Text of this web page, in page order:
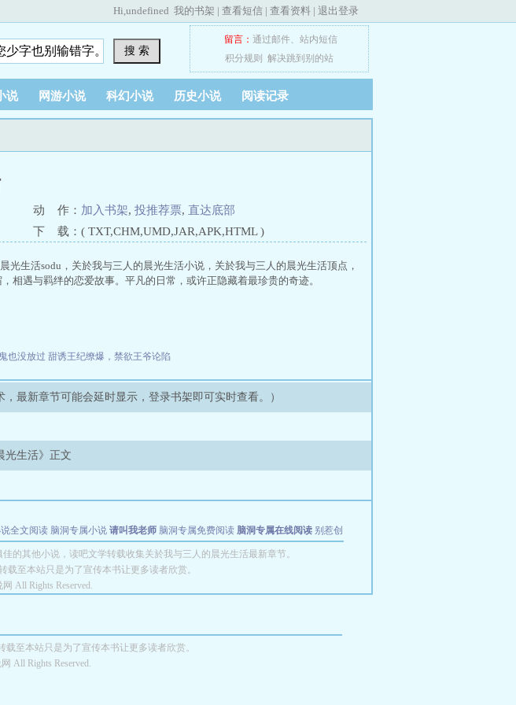
Hi,undefined 我的书架 | 查看短信 | 查看资料 | 退出登录
搜 索
留言： 通过邮件、 站内短信
积分规则
解决跳到别的站
说 网游小说 科幻小说 历史小说 阅读记录
动 作： 加入书架, 投推荐票, 直达底部
下 载：( TXT,CHM,UMD,JAR,APK,HTML )
光生活sodu，关於我与三人的晨光生活小说，关於我与三人的晨光生活顶点，
相遇与羁绊的恋爱故事。平凡的日常，或许正隐藏着最珍贵的奇迹。
也没放过 甜诱王纪缭爆，禁欲王爷论陷
，最新章节可能会延时显示，登录书架即可实时查看。）
光生活》正文
全文阅读 脑洞专属小说 请叫我老师 脑洞专属免费阅读 脑洞专属在线阅读 别惹创
小说全文阅读
的其他小说，读吧文学转载收集关於我与三人的晨光生活最新章节。
至本站只是为了宣传本书让更多读者欣赏。
All Rights Reserved.
至本站只是为了宣传本书让更多读者欣赏。
All Rights Reserved.